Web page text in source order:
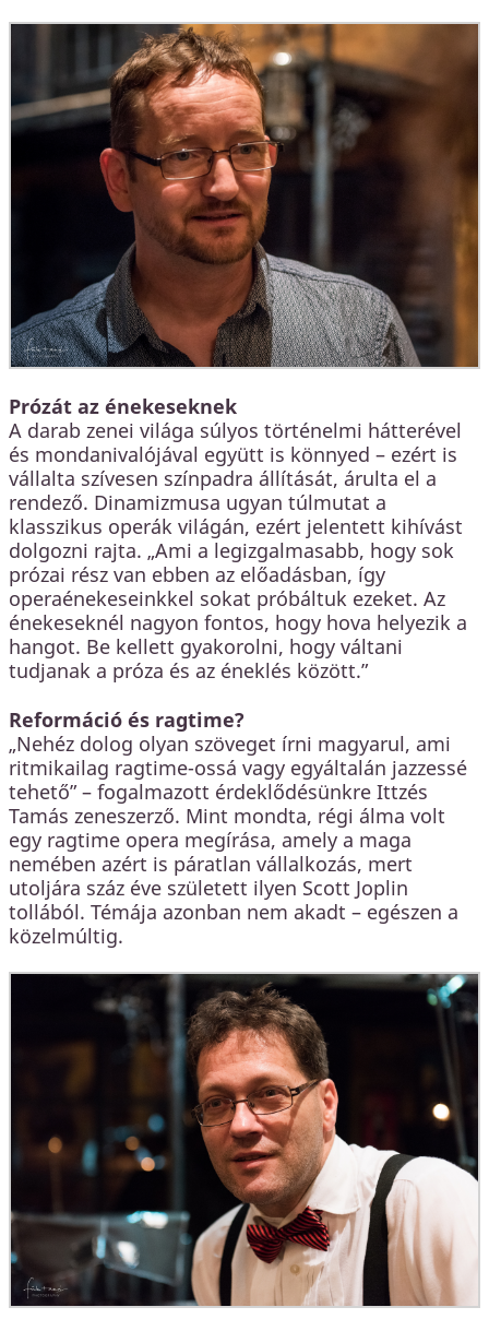
Prózát az énekeseknek
A darab zenei világa súlyos történelmi hátterével
és mondanivalójával együtt is könnyed – ezért is
vállalta szívesen színpadra állítását, árulta el a
rendező. Dinamizmusa ugyan túlmutat a
klasszikus operák világán, ezért jelentett kihívást
dolgozni rajta. „Ami a legizgalmasabb, hogy sok
prózai rész van ebben az előadásban, így
operaénekeseinkkel sokat próbáltuk ezeket. Az
énekeseknél nagyon fontos, hogy hova helyezik a
hangot. Be kellett gyakorolni, hogy váltani
tudjanak a próza és az éneklés között.”
Reformáció és ragtime?
„Nehéz dolog olyan szöveget írni magyarul, ami
ritmikailag ragtime-ossá vagy egyáltalán jazzessé
tehető” – fogalmazott érdeklődésünkre Ittzés
Tamás zeneszerző. Mint mondta, régi álma volt
egy ragtime opera megírása, amely a maga
nemében azért is páratlan vállalkozás, mert
utoljára száz éve született ilyen Scott Joplin
tollából. Témája azonban nem akadt – egészen a
közelmúltig.